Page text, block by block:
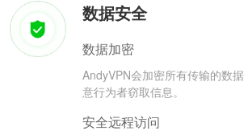
数据安全
数据加密
AndyVPN会加密所有传输的数
意行为者窃取信息。
安全远程访问